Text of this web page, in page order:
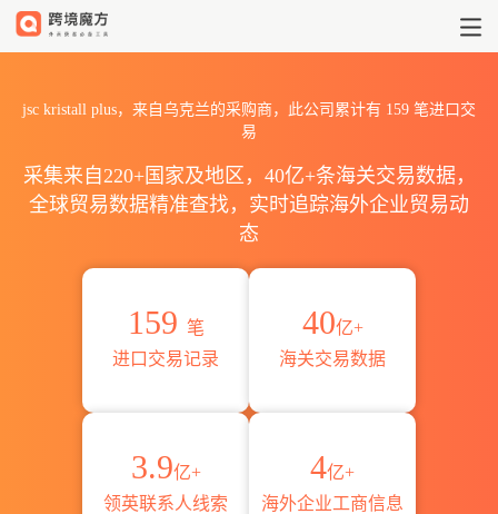
jsc kristall plus，来自乌克兰的采购商，此公司累计有 159 笔进口交
易
采集来自220+国家及地区，40亿+条海关交易数据，
全球贸易数据精准查找，实时追踪海外企业贸易动
态
159 笔
进口交易记录
40亿+
海关交易数据
3.9亿+
领英联系人线索
4亿+
海外企业工商信息